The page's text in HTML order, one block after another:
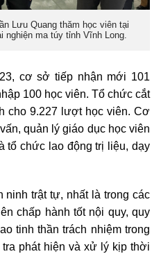
Lưu Quang thăm học viên tại
ma túy tỉnh Vĩnh Long.
cơ sở tiếp nhận mới 101
100 học viên. Tổ chức cắt
cho 9.227 lượt học viên. Cơ
quản lý giáo dục học viên
tổ chức lao động trị liệu, dạy
trật tự, nhất là trong các
chấp hành tốt nội quy, quy
tinh thần trách nhiệm trong
phát hiện và xử lý kịp thời